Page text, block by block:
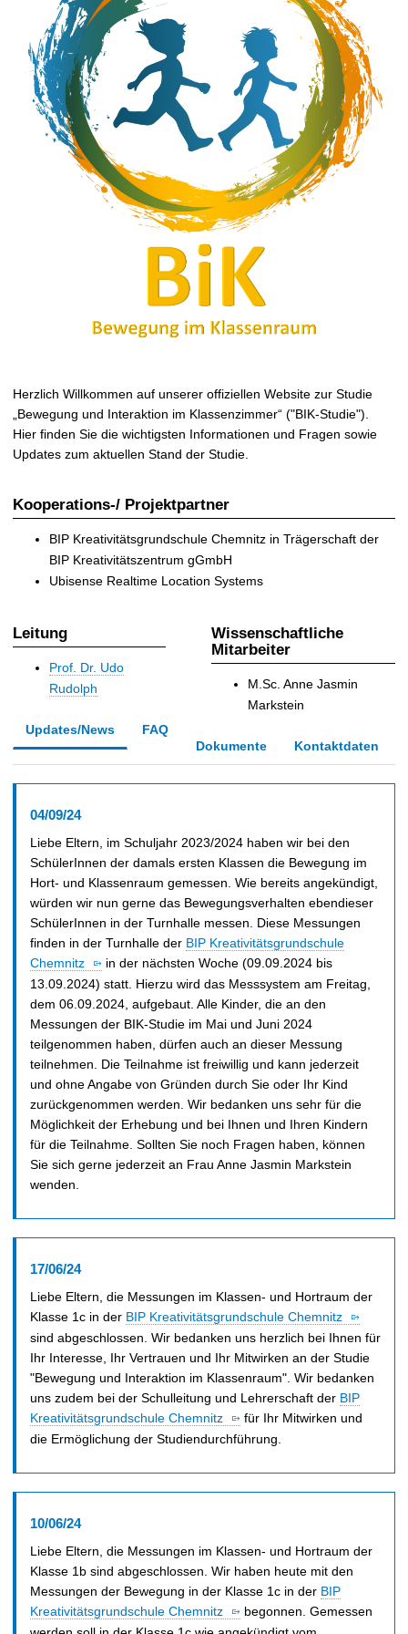
Herzlich Willkommen auf unserer offiziellen Website zur Studie
„Bewegung und Interaktion im Klassenzimmer“ ("BIK-Studie").
Hier finden Sie die wichtigsten Informationen und Fragen sowie
Updates zum aktuellen Stand der Studie.
Kooperations-/ Projektpartner
BIP Kreativitätsgrundschule Chemnitz in Trägerschaft der
BIP Kreativitätszentrum gGmbH
Ubisense Realtime Location Systems
Leitung
Prof. Dr. Udo
Rudolph
Wissenschaftliche
Mitarbeiter
M.Sc. Anne Jasmin
Markstein
Updates/News
FAQ
Dokumente
Kontaktdaten
04/09/24
Liebe Eltern, im Schuljahr 2023/2024 haben wir bei den
SchülerInnen der damals ersten Klassen die Bewegung im
Hort- und Klassenraum gemessen. Wie bereits angekündigt,
würden wir nun gerne das Bewegungsverhalten ebendieser
SchülerInnen in der Turnhalle messen. Diese Messungen
finden in der Turnhalle der BIP Kreativitätsgrundschule
Chemnitz
in der nächsten Woche (09.09.2024 bis
13.09.2024) statt. Hierzu wird das Messsystem am Freitag,
dem 06.09.2024, aufgebaut. Alle Kinder, die an den
Messungen der BIK-Studie im Mai und Juni 2024
teilgenommen haben, dürfen auch an dieser Messung
teilnehmen. Die Teilnahme ist freiwillig und kann jederzeit
und ohne Angabe von Gründen durch Sie oder Ihr Kind
zurückgenommen werden. Wir bedanken uns sehr für die
Möglichkeit der Erhebung und bei Ihnen und Ihren Kindern
für die Teilnahme. Sollten Sie noch Fragen haben, können
Sie sich gerne jederzeit an Frau Anne Jasmin Markstein
wenden.
17/06/24
Liebe Eltern, die Messungen im Klassen- und Hortraum der
Klasse 1c in der BIP Kreativitätsgrundschule Chemnitz
sind abgeschlossen. Wir bedanken uns herzlich bei Ihnen für
Ihr Interesse, Ihr Vertrauen und Ihr Mitwirken an der Studie
"Bewegung und Interaktion im Klassenraum". Wir bedanken
uns zudem bei der Schulleitung und Lehrerschaft der BIP
Kreativitätsgrundschule Chemnitz
für Ihr Mitwirken und
die Ermöglichung der Studiendurchführung.
10/06/24
Liebe Eltern, die Messungen im Klassen- und Hortraum der
Klasse 1b sind abgeschlossen. Wir haben heute mit den
Messungen der Bewegung in der Klasse 1c in der BIP
Kreativitätsgrundschule Chemnitz
begonnen. Gemessen